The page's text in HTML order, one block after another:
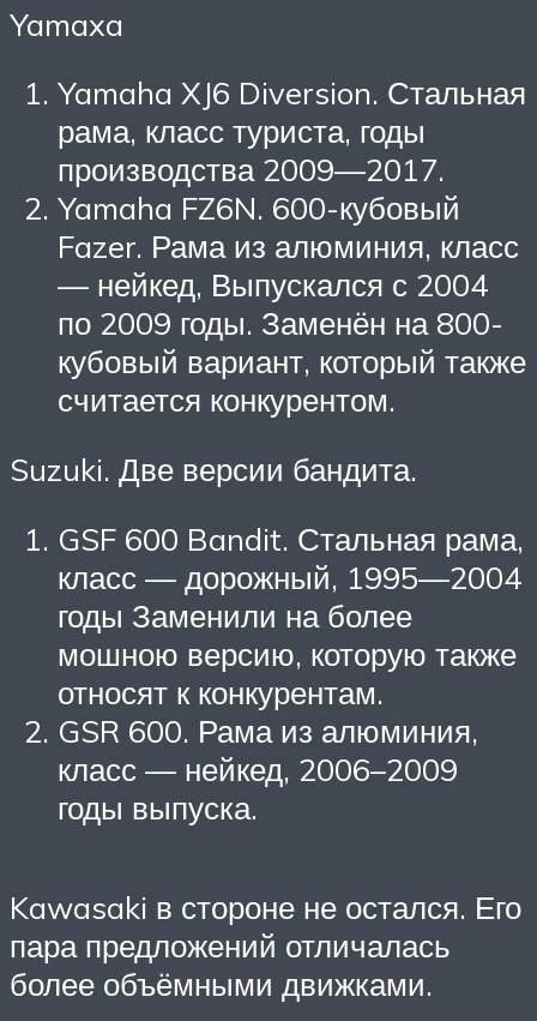
Yamaxa
Yamaha XJ6 Diversion. Стальная
рама, класс туриста, годы
производства 2009—2017.
Yamaha FZ6N. 600-кубовый
Fazer. Рама из алюминия, класс
— нейкед, Выпускался с 2004
по 2009 годы. Заменён на 800-
кубовый вариант, который также
считается конкурентом.
Suzuki. Две версии бандита.
GSF 600 Bandit. Стальная рама,
класс — дорожный, 1995—2004
годы Заменили на более
мошною версию, которую также
относят к конкурентам.
GSR 600. Рама из алюминия,
класс — нейкед, 2006–2009
годы выпуска.
Kawasaki в стороне не остался. Его
пара предложений отличалась
более объёмными движками.